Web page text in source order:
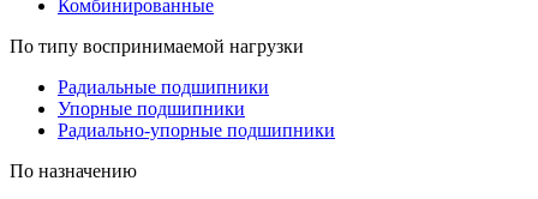
Комбинированные
По типу воспринимаемой нагрузки
Радиальные подшипники
Упорные подшипники
Радиально-упорные подшипники
По назначению